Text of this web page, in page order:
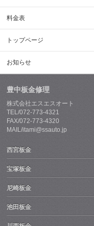
料金表
トップページ
お知らせ
豊中板金修理
株式会社エスエスオート
TEL/072-773-4321
FAX/072-773-4320
MAIL/itami@ssauto.jp
西宮板金
宝塚板金
尼崎板金
池田板金